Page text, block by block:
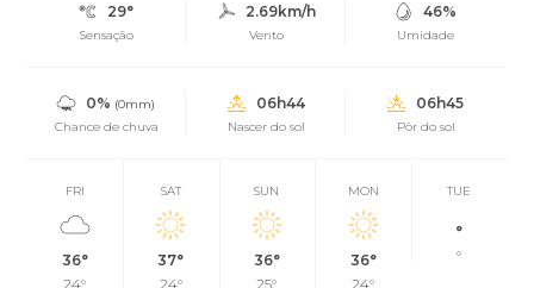
29°
Sensação
2.69km/h
Vento
46%
Umidade
0% (0mm)
Chance de chuva
06h44
Nascer do sol
06h45
Pôr do sol
FRI
36°
24°
SAT
37°
24°
SUN
36°
25°
MON
36°
24°
TUE
°
°